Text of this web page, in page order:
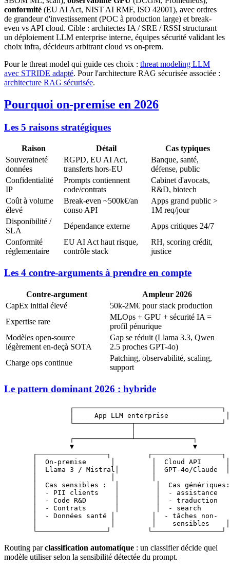
conformité (EU AI Act, NIST AI RMF, ISO 42001), avec ordres
de grandeur d'investissement (POC à production large) et break-
even vs API cloud. Cible : architectes IA / SRE / RSSI structurant
un déploiement LLM enterprise interne, équipes sécurité validant les
choix infra, décideurs arbitrant cloud vs on-prem.
Pour le threat model qui guide ces choix : threat modeling LLM
avec STRIDE adapté. Pour l'architecture RAG sécurisée associée :
architecture RAG sécurisée.
Pourquoi on-premise en 2026
Les 5 raisons stratégiques
Raison Détail
Cas typiques
Souveraineté
données
RGPD, EU AI Act,
transferts hors-EU
Banque, santé,
défense, public
Confidentialité
IP
Prompts contiennent
code/contrats
Cabinet d'avocats,
R&D, biotech
Coût à volume
élevé
Break-even ~500k€/an
conso API
Apps grand public >
1M req/jour
Disponibilité /
SLA
Dépendance externe
Apps critiques 24/7
Conformité
réglementaire
EU AI Act haut risque,
contrôle stack
RH, scoring crédit,
justice
Les 4 contre-arguments à prendre en compte
Contre-argument
Ampleur 2026
CapEx initial élevé
50k-2M€ pour stack production
Expertise rare
MLOps + GPU + sécurité IA =
profil pénurique
Modèles open-source
légèrement en-deçà SOTA
Gap se réduit (Llama 3.3, Qwen
2.5 proches GPT-4o)
Charge ops continue
Patching, observabilité, scaling,
support
Le pattern dominant 2026 : hybride
                ┌────────────────────────────────────┐
                │     App LLM enterprise              │
                └──────────────┬─────────────────────┘
                ┌──────────────┴──────────────┐
                ▼                             ▼
       ┌─────────────────┐         ┌─────────────────┐
       │  On-premise      │         │  Cloud API      │
       │  Llama 3 / Mistral│        │  GPT-4o/Claude  │
│  Cas sensibles :  │         │  Cas
│  - PII clients    │         │  - assistance
│  - Code R&D       │         │  - traduction
│  - Contrats       │         │  - search
│  - Données santé │         │  - tâches non-
       │                  │         │    sensibles    │
Routing parclassification automatique : un classifier décide quel
modèle utiliser selon la sensibilité détectée du prompt.